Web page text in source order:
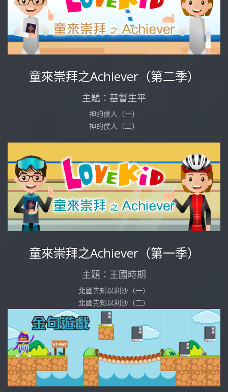
童來崇拜之Achiever（第二季）
主題：基督生平
神的僕人（一）
神的僕人（二）
童來崇拜之Achiever（第一季）
主題：王國時期
北國先知以利沙（一）
北國先知以利沙（二）